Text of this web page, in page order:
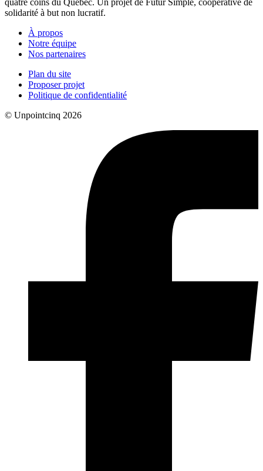
solidarité à but non lucratif.
À propos
Notre équipe
Nos partenaires
Plan du site
Proposer projet
Politique de confidentialité
© Unpointcinq 2026